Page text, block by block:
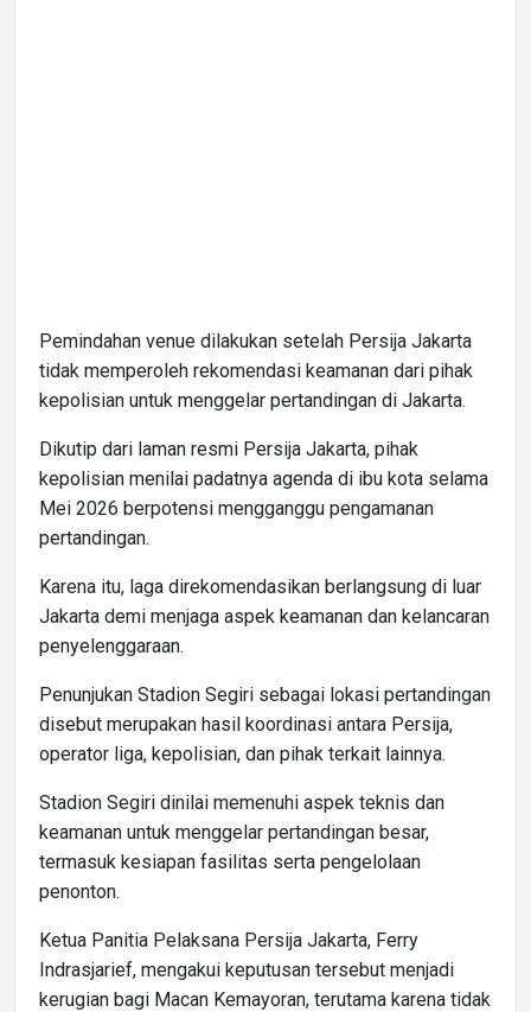
Pemindahan venue dilakukan setelah Persija Jakarta
tidak memperoleh rekomendasi keamanan dari pihak
kepolisian untuk menggelar pertandingan di Jakarta.
Dikutip dari laman resmi Persija Jakarta, pihak
kepolisian menilai padatnya agenda di ibu kota selama
Mei 2026 berpotensi mengganggu pengamanan
pertandingan.
Karena itu, laga direkomendasikan berlangsung di luar
Jakarta demi menjaga aspek keamanan dan kelancaran
penyelenggaraan.
Penunjukan Stadion Segiri sebagai lokasi pertandingan
disebut merupakan hasil koordinasi antara Persija,
operator liga, kepolisian, dan pihak terkait lainnya.
Stadion Segiri dinilai memenuhi aspek teknis dan
keamanan untuk menggelar pertandingan besar,
termasuk kesiapan fasilitas serta pengelolaan
penonton.
Ketua Panitia Pelaksana Persija Jakarta, Ferry
Indrasjarief, mengakui keputusan tersebut menjadi
kerugian bagi Macan Kemayoran, terutama karena tidak